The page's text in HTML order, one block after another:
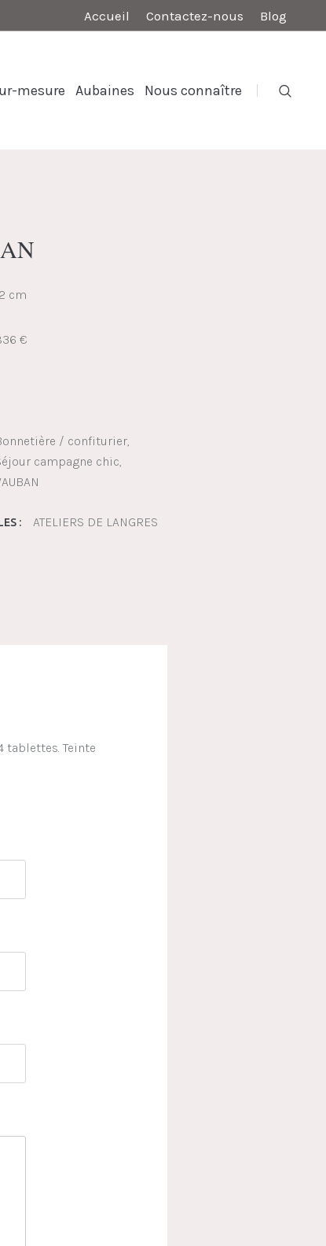
Accueil Contactez-nous Blog
mesure Aubaines Nous connaître
cm
€
/ confiturier
campagne chic
: ATELIERS DE LANGRES
tablettes. Teinte